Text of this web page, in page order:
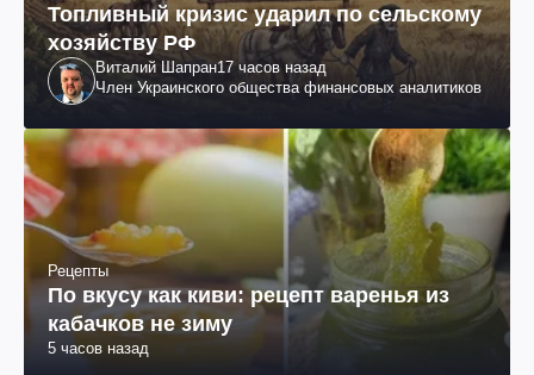
Топливный кризис ударил по сельскому
хозяйству РФ
Виталий Шапран17 часов назад
Член Украинского общества финансовых аналитиков
Рецепты
По вкусу как киви: рецепт варенья из
кабачков не зиму
5 часов назад